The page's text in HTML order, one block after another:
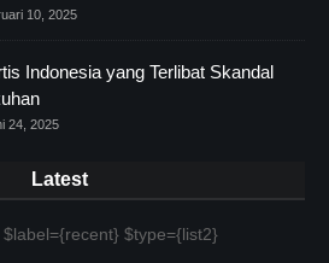
10, 2025
Indonesia yang Terlibat Skandal
24, 2025
Latest
$type={list2}